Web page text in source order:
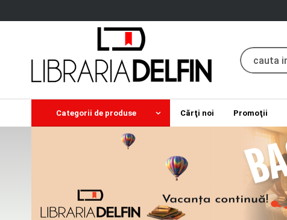
Categorii de produse Cărţi noi Promoţii